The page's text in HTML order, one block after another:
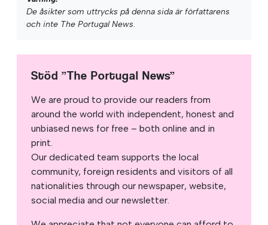
De åsikter som uttrycks på denna sida är författarens
och inte The Portugal News.
Stöd ”The Portugal News”
We are proud to provide our readers from
around the world with independent, honest and
unbiased news for free – both online and in
print.
Our dedicated team supports the local
community, foreign residents and visitors of all
nationalities through our newspaper, website,
social media and our newsletter.